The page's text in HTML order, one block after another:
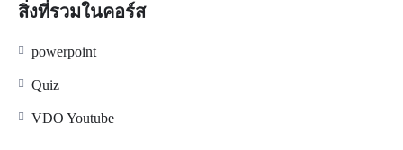
สิ่งที่รวมในคอร์ส
powerpoint
Quiz
VDO Youtube